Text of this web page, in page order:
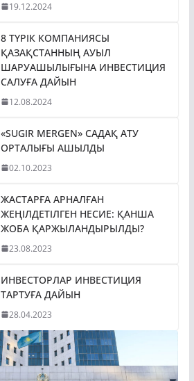
19.12.2024
8 ТҮРІК КОМПАНИЯСЫ
ҚАЗАҚСТАННЫҢ АУЫЛ
ШАРУАШЫЛЫҒЫНА ИНВЕСТИЦИЯ
САЛУҒА ДАЙЫН
12.08.2024
«SUGIR MERGEN» САДАҚ АТУ
ОРТАЛЫҒЫ АШЫЛДЫ
02.10.2023
ЖАСТАРҒА АРНАЛҒАН
ЖЕҢІЛДЕТІЛГЕН НЕСИЕ: ҚАНША
ЖОБА ҚАРЖЫЛАНДЫРЫЛДЫ?
23.08.2023
ИНВЕСТОРЛАР ИНВЕСТИЦИЯ
ТАРТУҒА ДАЙЫН
28.04.2023